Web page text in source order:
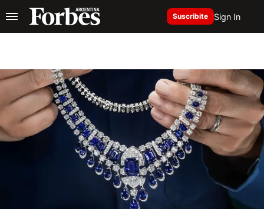
Suscribite Sign In